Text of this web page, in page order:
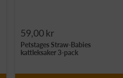
Rea-
pris
59,00 kr
Petstages Straw-Babies
kattleksaker 3-pack